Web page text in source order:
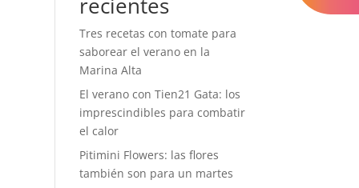
Tres recetas con tomate para
saborear el verano en la
Marina Alta
El verano con Tien21 Gata: los
imprescindibles para combatir
el calor
Pitimini Flowers: las flores
también son para un martes